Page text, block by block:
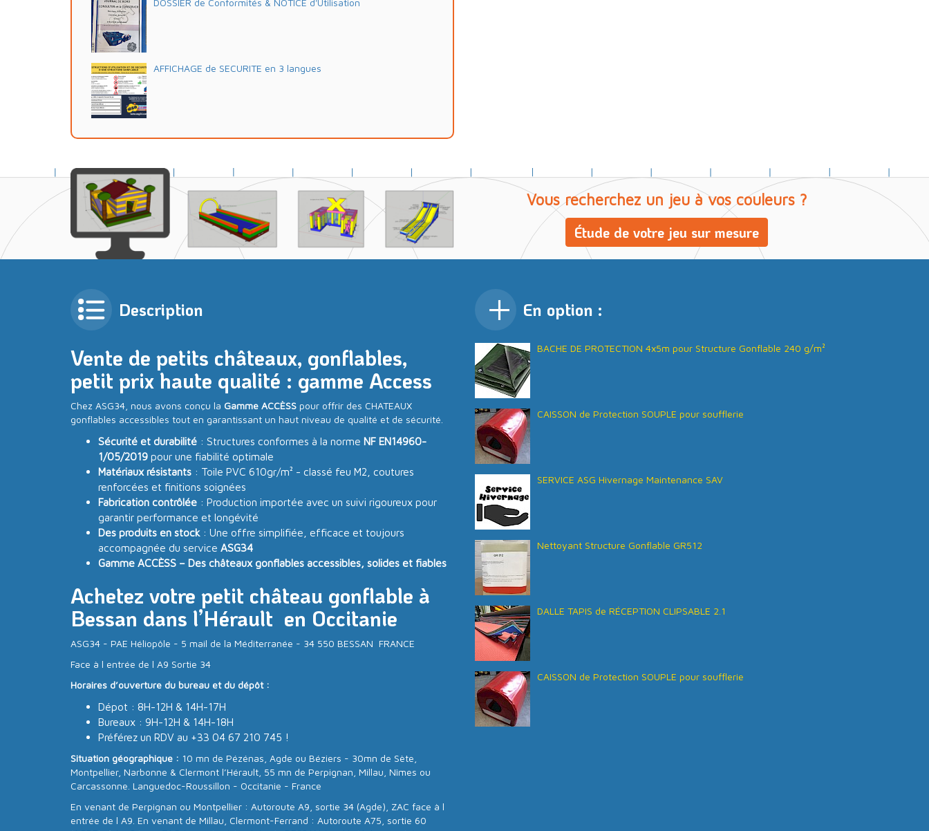
DOSSIER de Conformités & NOTICE d'Utilisation
AFFICHAGE de SECURITE en 3 langues
Vous recherchez un jeu à vos couleurs ?
Étude de votre jeu sur mesure
Description
Vente de petits châteaux, gonflables,
petit prix haute qualité : gamme Access
Chez ASG34, nous avons conçu la Gamme ACCÈSS pour offrir des CHATEAUX
gonflables accessibles tout en garantissant un haut niveau de qualité et de sécurité.
Sécurité et durabilité : Structures conformes à la norme NF EN14960-
1/05/2019 pour une fiabilité optimale
Matériaux résistants : Toile PVC 610gr/m² - classé feu M2, coutures
renforcées et finitions soignées
Fabrication contrôlée : Production importée avec un suivi rigoureux pour
garantir performance et longévité
Des produits en stock: Une offre simplifiée, efficace et toujours
accompagnée du service ASG34
Gamme ACCÈSS – Des châteaux gonflables accessibles, solides et fiables
Achetez votre petit château gonflable à
Bessan dans l’Hérault en Occitanie
ASG34 - PAE Héliopôle - 5 mail de la Méditerranée - 34 550 BESSAN FRANCE
Face à l entrée de l A9 Sortie 34
Horaires d’ouverture du bureau et du dépôt :
Dépot : 8H-12H & 14H-17H
Bureaux : 9H-12H & 14H-18H
Préférez un RDV au +33 04 67 210 745 !
Situation géographique : 10 mn de Pézénas, Agde ou Béziers - 30mn de Sète,
Montpellier, Narbonne & Clermont l’Hérault, 55 mn de Perpignan, Millau, Nîmes ou
Carcassonne. Languedoc-Roussillon - Occitanie - France
En venant de Perpignan ou Montpellier : Autoroute A9, sortie 34 (Agde), ZAC face à l
entrée de l A9. En venant de Millau, Clermont-Ferrand : Autoroute A75, sortie 60
En option :
BACHE DE PROTECTION 4x5m pour Structure Gonflable 240 g/m²
CAISSON de Protection SOUPLE pour soufflerie
SERVICE ASG Hivernage Maintenance SAV
Nettoyant Structure Gonflable GR512
DALLE TAPIS de RÉCEPTION CLIPSABLE 2.1
CAISSON de Protection SOUPLE pour soufflerie